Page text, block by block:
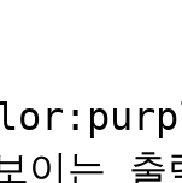
이는